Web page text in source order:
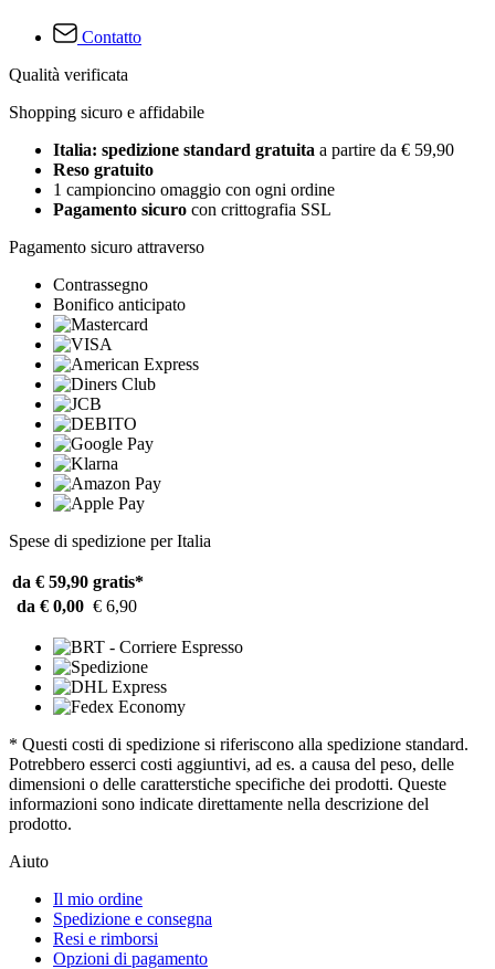
Contatto
Qualità verificata
Shopping sicuro e affidabile
Italia: spedizione standard gratuita a partire da € 59,90
Reso gratuito
1 campioncino omaggio con ogni ordine
Pagamento sicuro con crittografia SSL
Pagamento sicuro attraverso
Contrassegno
Bonifico anticipato
Spese di spedizione per Italia
da € 59,90 gratis*
da € 0,00 € 6,90
* Questi costi di spedizione si riferiscono alla spedizione standard.
Potrebbero esserci costi aggiuntivi, ad es. a causa del peso, delle
dimensioni o delle caratterstiche specifiche dei prodotti. Queste
informazioni sono indicate direttamente nella descrizione del
prodotto.
Aiuto
Il mio ordine
Spedizione e consegna
Resi e rimborsi
Opzioni di pagamento